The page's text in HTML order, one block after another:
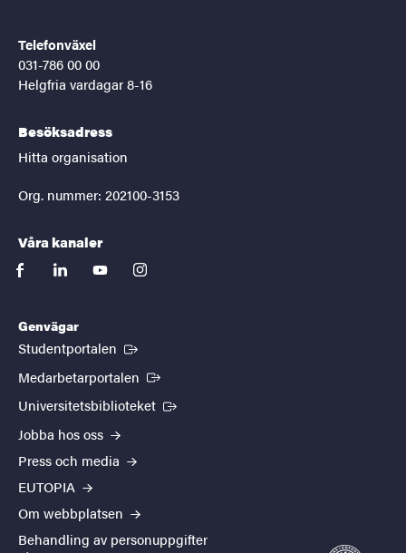
Telefonväxel
031-786 00 00
Helgfria vardagar 8-16
Besöksadress
Hitta organisation
Org. nummer: 202100-3153
Våra kanaler
facebooklinkedinyoutubeinstagram
Genvägar
Studentportalen (Extern länk)
Medarbetarportalen (Extern länk)
Universitetsbiblioteket (Extern länk)
Jobba hos oss
Press och media
EUTOPIA
Om webbplatsen
Behandling av personuppgifter